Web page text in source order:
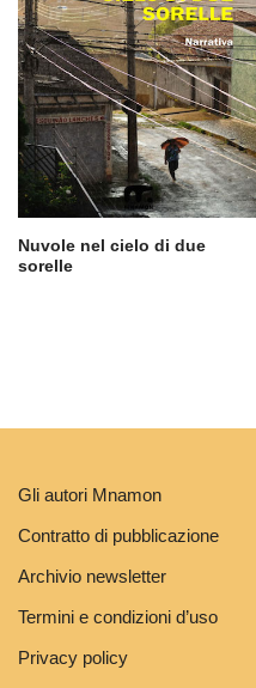
Nuvole nel cielo di due
sorelle
Gli autori Mnamon
Contratto di pubblicazione
Archivio newsletter
Termini e condizioni d’uso
Privacy policy